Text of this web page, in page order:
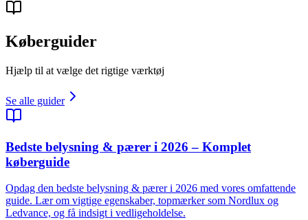
Køberguider
Hjælp til at vælge det rigtige værktøj
Se alle guider
Bedste belysning & pærer i 2026 – Komplet
køberguide
Opdag den bedste belysning & pærer i 2026 med vores omfattende
guide. Lær om vigtige egenskaber, topmærker som Nordlux og
Ledvance, og få indsigt i vedligeholdelse.